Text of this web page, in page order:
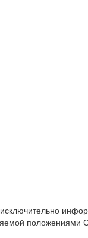
положениями